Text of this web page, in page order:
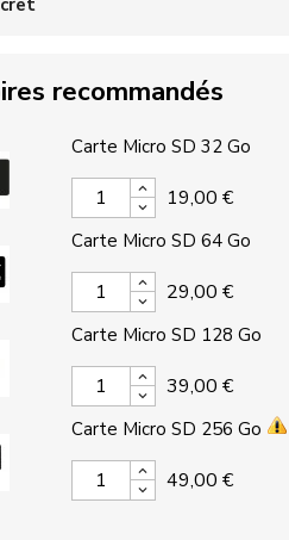
recommandés
Carte Micro SD 32 Go
19,00 €
Carte Micro SD 64 Go
29,00 €
Carte Micro SD 128 Go
39,00 €
Carte Micro SD 256 Go
49,00 €